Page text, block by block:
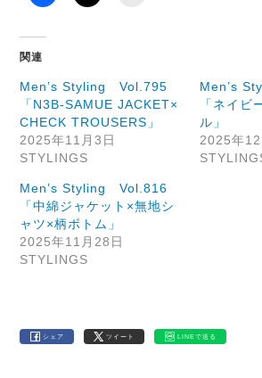
関連
Men’s Styling Vol.795
「N3B-SAMUE JACKET×
CHECK TROUSERS」
2025年11月3日
STYLINGS
Men’s
「ネイビ
ル」
2025年12
Men’s Styling Vol.816
「中綿ジャケット×無地シ
ャツ×柄ボトム」
2025年11月28日
STYLINGS
シェア ツイート LINEで送る